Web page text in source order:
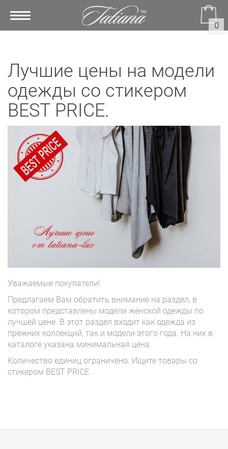
Toggle
0
Лучшие цены на модели
одежды со стикером
BEST PRICE.
Уважаемые покупатели!
Предлагаем Вам обратить внимание на раздел, в
котором представлены модели женской одежды по
лучшей цене. В этот раздел входит как одежда из
прежних коллекций, так и модели этого года. На них в
каталоге указана минимальная цена.
Количество единиц ограничено. Ищите товары со
стикером BEST PRICE.